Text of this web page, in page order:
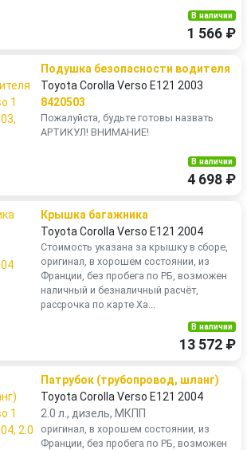
В наличии
1 566 ₽
Подушка безопасности водителя
Toyota Corolla Verso E121 2003
8420503
Пожалуйста, будьте готовы назвать
АРТИКУЛ! ВНИМАНИЕ!
В наличии
4 698 ₽
Крышка багажника
Toyota Corolla Verso E121 2004
Стоимость указана за крышку в сборе,
оригинал, в хорошем состоянии, из
Франции, без пробега по РБ, возможен
наличный и безналичный расчёт,
рассрочка по карте Ха...
В наличии
13 572 ₽
Патрубок (трубопровод, шланг)
Toyota Corolla Verso E121 2004
2.0 л., дизель, МКПП
оригинал, в хорошем состоянии, из
Франции, без пробега по РБ, возможен